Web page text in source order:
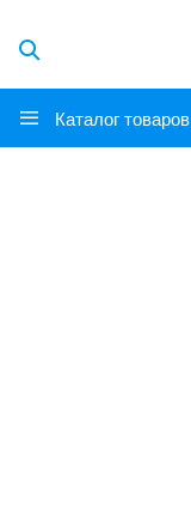
Каталог товаров